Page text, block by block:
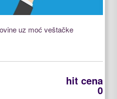
uz moć veštačke
hit cena
0